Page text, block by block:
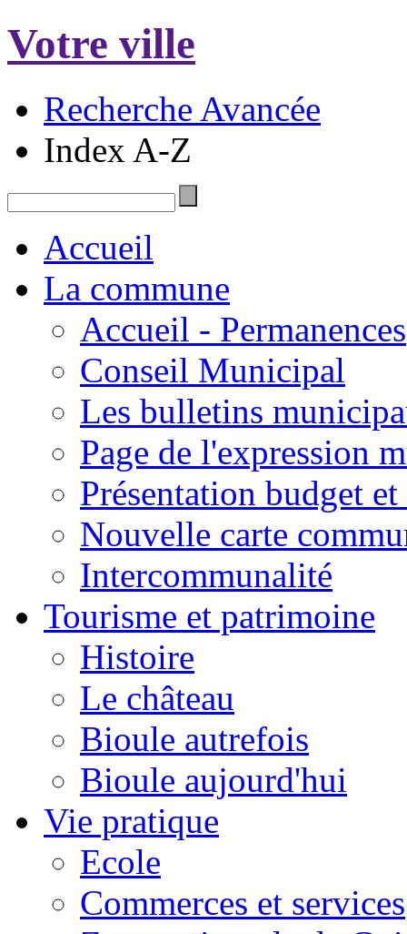
Votre ville
Recherche Avancée
Index A-Z
Accueil
La commune
Accueil - Permanences
Conseil Municipal
Les bulletins
Page de l'expression
Présentation budget
Nouvelle carte
Intercommunalité
Tourisme et patrimoine
Histoire
Le château
Bioule autrefois
Bioule aujourd'hui
Vie pratique
Ecole
Commerces et services